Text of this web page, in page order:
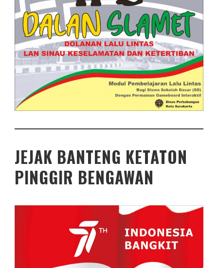
JEJAK BANTENG KETATON
PINGGIR BENGAWAN